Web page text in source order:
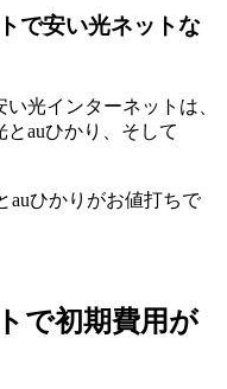
で安い光ネットな
光インターネットは、
auひかり、そして
auひかりがお値打ちで
で初期費用が